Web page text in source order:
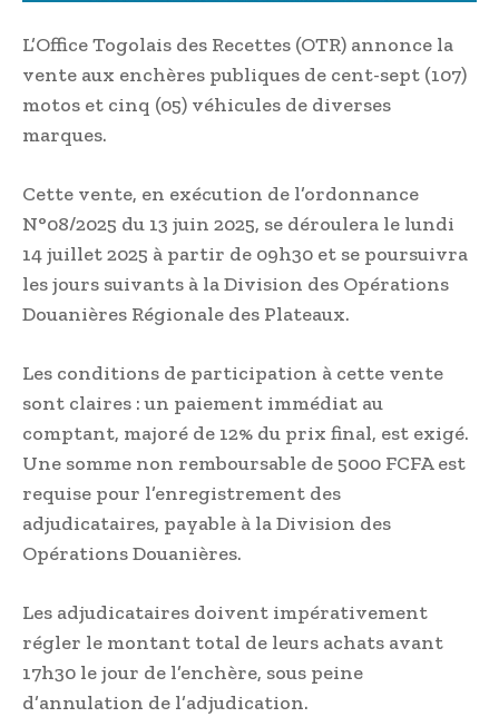
L’Office Togolais des Recettes (OTR) annonce la
vente aux enchères publiques de cent-sept (107)
motos et cinq (05) véhicules de diverses
marques.
Cette vente, en exécution de l’ordonnance
N°08/2025 du 13 juin 2025, se déroulera le lundi
14 juillet 2025 à partir de 09h30 et se poursuivra
les jours suivants à la Division des Opérations
Douanières Régionale des Plateaux.
Les conditions de participation à cette vente
sont claires : un paiement immédiat au
comptant, majoré de 12% du prix final, est exigé.
Une somme non remboursable de 5000 FCFA est
requise pour l’enregistrement des
adjudicataires, payable à la Division des
Opérations Douanières.
Les adjudicataires doivent impérativement
régler le montant total de leurs achats avant
17h30 le jour de l’enchère, sous peine
d’annulation de l’adjudication.